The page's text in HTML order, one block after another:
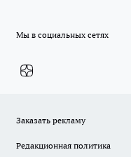
Мы в социальных сетях
Заказать рекламу
Редакционная политика